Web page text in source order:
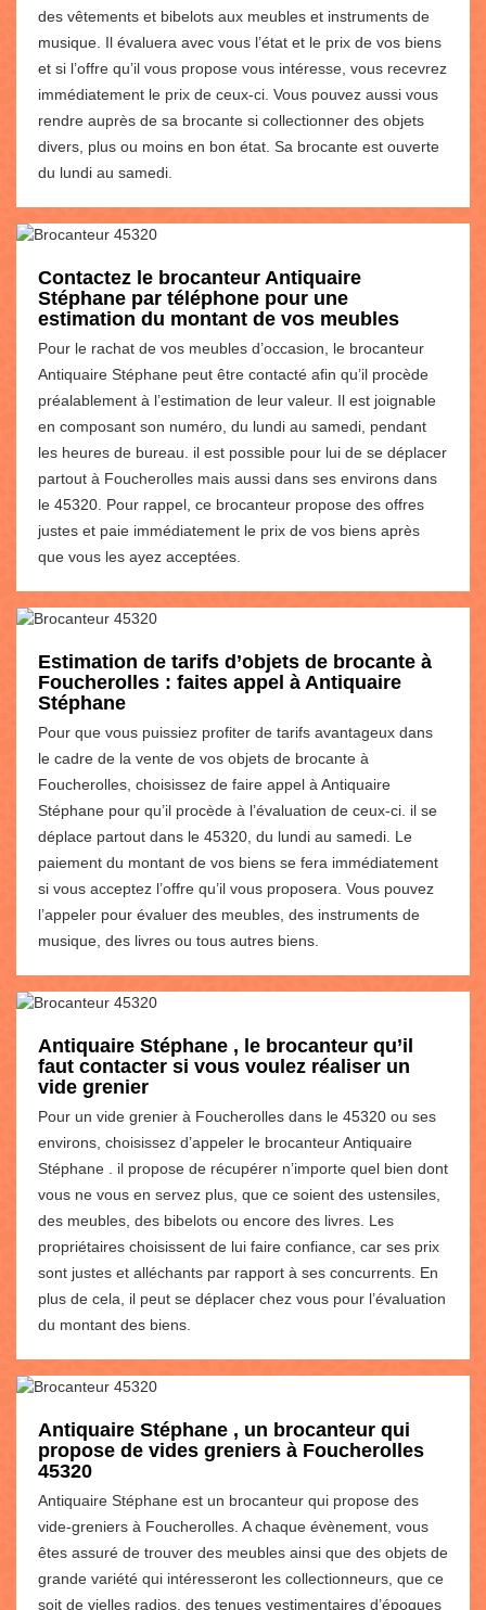
des vêtements et bibelots aux meubles et instruments de
musique. Il évaluera avec vous l’état et le prix de vos biens
et si l’offre qu’il vous propose vous intéresse, vous recevrez
immédiatement le prix de ceux-ci. Vous pouvez aussi vous
rendre auprès de sa brocante si collectionner des objets
divers, plus ou moins en bon état. Sa brocante est ouverte
du lundi au samedi.
Contactez le brocanteur Antiquaire
Stéphane par téléphone pour une
estimation du montant de vos meubles
Pour le rachat de vos meubles d’occasion, le brocanteur
Antiquaire Stéphane peut être contacté afin qu’il procède
préalablement à l’estimation de leur valeur. Il est joignable
en composant son numéro, du lundi au samedi, pendant
les heures de bureau. il est possible pour lui de se déplacer
partout à Foucherolles mais aussi dans ses environs dans
le 45320. Pour rappel, ce brocanteur propose des offres
justes et paie immédiatement le prix de vos biens après
que vous les ayez acceptées.
Estimation de tarifs d’objets de brocante à
Foucherolles : faites appel à Antiquaire
Stéphane
Pour que vous puissiez profiter de tarifs avantageux dans
le cadre de la vente de vos objets de brocante à
Foucherolles, choisissez de faire appel à Antiquaire
Stéphane pour qu’il procède à l’évaluation de ceux-ci. il se
déplace partout dans le 45320, du lundi au samedi. Le
paiement du montant de vos biens se fera immédiatement
si vous acceptez l’offre qu’il vous proposera. Vous pouvez
l’appeler pour évaluer des meubles, des instruments de
musique, des livres ou tous autres biens.
Antiquaire Stéphane , le brocanteur qu’il
faut contacter si vous voulez réaliser un
vide grenier
Pour un vide grenier à Foucherolles dans le 45320 ou ses
environs, choisissez d’appeler le brocanteur Antiquaire
Stéphane . il propose de récupérer n’importe quel bien dont
vous ne vous en servez plus, que ce soient des ustensiles,
des meubles, des bibelots ou encore des livres. Les
propriétaires choisissent de lui faire confiance, car ses prix
sont justes et alléchants par rapport à ses concurrents. En
plus de cela, il peut se déplacer chez vous pour l’évaluation
du montant des biens.
Antiquaire Stéphane , un brocanteur qui
propose de vides greniers à Foucherolles
45320
Antiquaire Stéphane est un brocanteur qui propose des
vide-greniers à Foucherolles. A chaque évènement, vous
êtes assuré de trouver des meubles ainsi que des objets de
grande variété qui intéresseront les collectionneurs, que ce
soit de vielles radios, des tenues vestimentaires d’époques